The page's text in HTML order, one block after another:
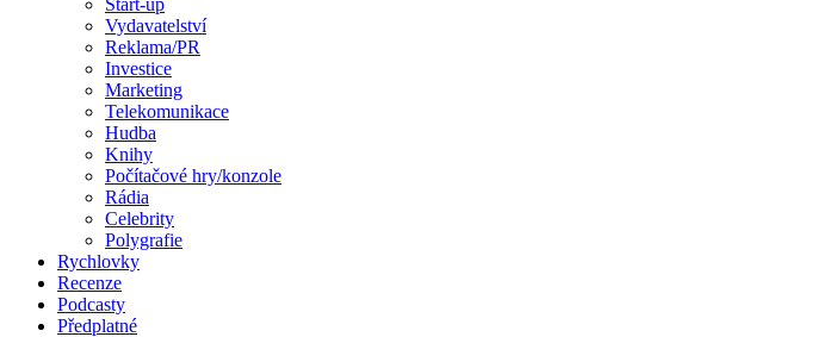
Start-up
Vydavatelství
Reklama/PR
Investice
Marketing
Telekomunikace
Hudba
Knihy
Počítačové hry/konzole
Rádia
Celebrity
Polygrafie
Rychlovky
Recenze
Podcasty
Předplatné